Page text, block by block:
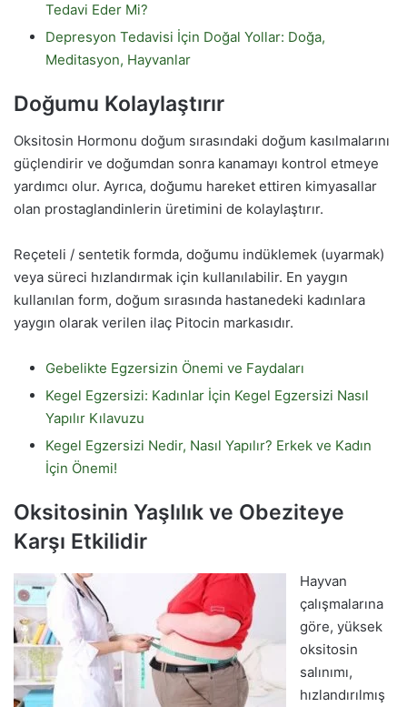
Tedavi Eder Mi?
Depresyon Tedavisi İçin Doğal Yollar: Doğa,
Meditasyon, Hayvanlar
Doğumu Kolaylaştırır
Oksitosin Hormonu doğum sırasındaki doğum kasılmalarını
güçlendirir ve doğumdan sonra kanamayı kontrol etmeye
yardımcı olur. Ayrıca, doğumu hareket ettiren kimyasallar
olan prostaglandinlerin üretimini de kolaylaştırır.
Reçeteli / sentetik formda, doğumu indüklemek (uyarmak)
veya süreci hızlandırmak için kullanılabilir. En yaygın
kullanılan form, doğum sırasında hastanedeki kadınlara
yaygın olarak verilen ilaç Pitocin markasıdır.
Gebelikte Egzersizin Önemi ve Faydaları
Kegel Egzersizi: Kadınlar İçin Kegel Egzersizi Nasıl
Yapılır Kılavuzu
Kegel Egzersizi Nedir, Nasıl Yapılır? Erkek ve Kadın
İçin Önemi!
Oksitosinin Yaşlılık ve Obeziteye
Karşı Etkilidir
Hayvan
çalışmalarına
göre, yüksek
oksitosin
salınımı,
hızlandırılmış